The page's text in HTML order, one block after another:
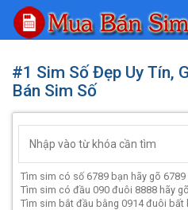
#1 Sim Số Đẹp Uy Tín,
Bán Sim Số
Tìm sim có số 6789 bạn hãy gõ 6789
Tìm sim có đầu 090 đuôi 8888 hãy
Tìm sim bắt đầu bằng 0914 đuôi bất